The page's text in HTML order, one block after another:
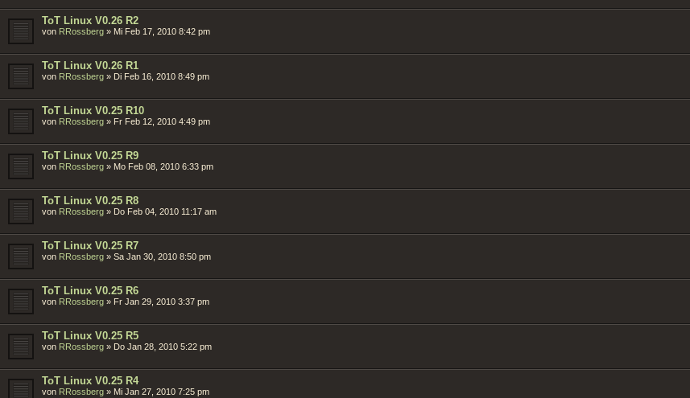
ToT Linux V0.26 R2
von RRossberg » Mi Feb 17, 2010 8:42 pm
ToT Linux V0.26 R1
von RRossberg » Di Feb 16, 2010 8:49 pm
ToT Linux V0.25 R10
von RRossberg » Fr Feb 12, 2010 4:49 pm
ToT Linux V0.25 R9
von RRossberg » Mo Feb 08, 2010 6:33 pm
ToT Linux V0.25 R8
von RRossberg » Do Feb 04, 2010 11:17 am
ToT Linux V0.25 R7
von RRossberg » Sa Jan 30, 2010 8:50 pm
ToT Linux V0.25 R6
von RRossberg » Fr Jan 29, 2010 3:37 pm
ToT Linux V0.25 R5
von RRossberg » Do Jan 28, 2010 5:22 pm
ToT Linux V0.25 R4
von RRossberg » Mi Jan 27, 2010 7:25 pm